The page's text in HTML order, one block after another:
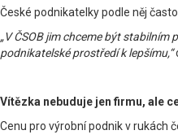
České podnikatelky podle něj
„V ČSOB jim chceme být
podnikatelské prostředí k lepšímu,“
Vítězka nebuduje jen firmu, ale
Cenu pro výrobní podnik v rukách